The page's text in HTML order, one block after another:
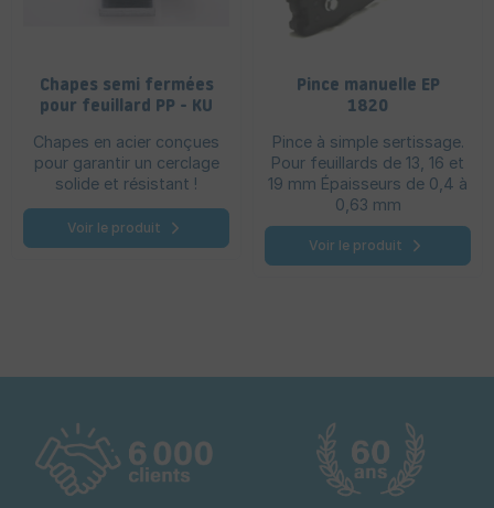
Chapes semi fermées
pour feuillard PP - KU
Chapes en acier conçues
pour garantir un cerclage
solide et résistant !
Voir le produit
Pince manuelle EP
1820
Pince à simple sertissage.
Pour feuillards de 13, 16 et
19 mm Épaisseurs de 0,4 à
0,63 mm
Voir le produit